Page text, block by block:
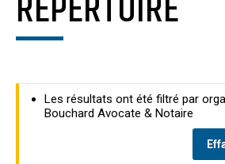
Les résultats ont été filtré par
Bouchard Avocate & Notaire